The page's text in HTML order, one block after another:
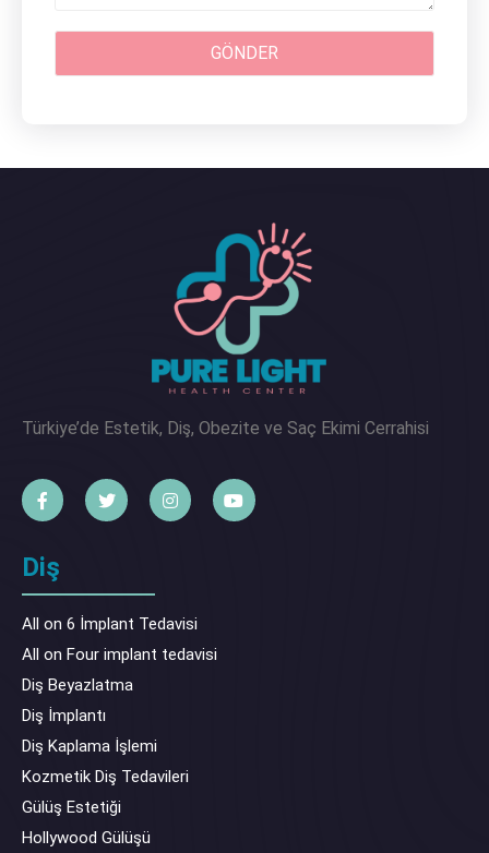
Türkiye’de Estetik, Diş, Obezite ve Saç Ekimi Cerrahisi
Diş
All on 6 İmplant Tedavisi
All on Four implant tedavisi
Diş Beyazlatma
Diş İmplantı
Diş Kaplama İşlemi
Kozmetik Diş Tedavileri
Gülüş Estetiği
Hollywood Gülüşü